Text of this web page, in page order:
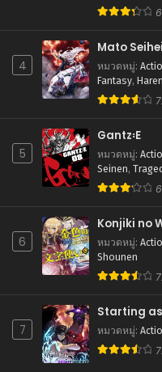
ตอนที่ 233
กันยายน 12, 2025
สิงหาคม 31, 2025
ตอนที่ 231
สิงหาคม 31, 2025
ตอนที่ 230
สิงหาคม 21, 2025
ตอนที่ 229
สิงหาคม 21, 2025
ตอนที่ 228
สิงหาคม 21, 2025
ตอนที่ 227
4
Mato
หมวดหมู่:
Fantasy,
5
Gantz꞉E
หมวดหมู่:
Seinen,
6
Konjiki no
หมวดหมู่:
Shounen
7
Starting
หมวดหมู่: